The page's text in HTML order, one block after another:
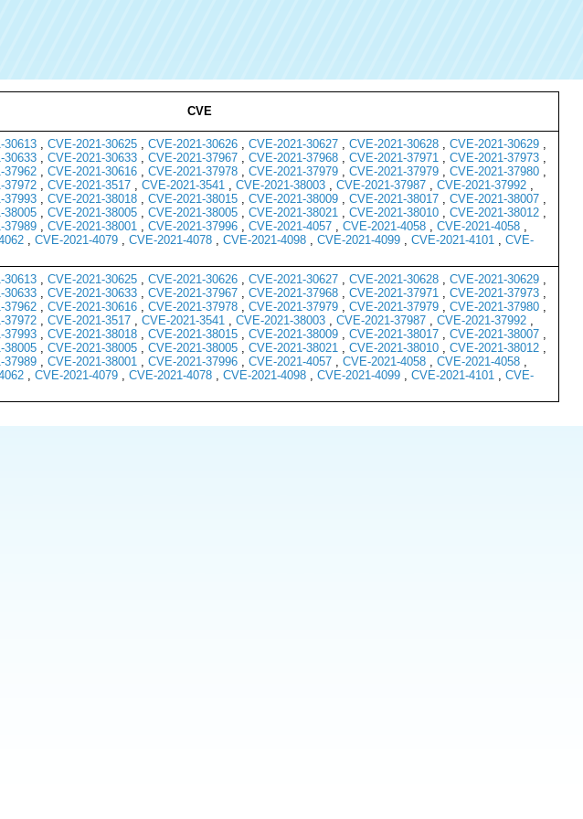
CVE
30613, CVE-2021-30625, CVE-2021-30626, CVE-2021-30627, CVE-2021-30628, CVE-2021-30629,
30633, CVE-2021-30633, CVE-2021-37967, CVE-2021-37968, CVE-2021-37971, CVE-2021-37973,
37962, CVE-2021-30616, CVE-2021-37978, CVE-2021-37979, CVE-2021-37979, CVE-2021-37980,
37972, CVE-2021-3517, CVE-2021-3541, CVE-2021-38003, CVE-2021-37987, CVE-2021-37992,
37993, CVE-2021-38018, CVE-2021-38015, CVE-2021-38009, CVE-2021-38017, CVE-2021-38007,
38005, CVE-2021-38005, CVE-2021-38005, CVE-2021-38021, CVE-2021-38010, CVE-2021-38012,
37989, CVE-2021-38001, CVE-2021-37996, CVE-2021-4057, CVE-2021-4058, CVE-2021-4058,
, CVE-2021-4079, CVE-2021-4078, CVE-2021-4098, CVE-2021-4099, CVE-2021-4101, CVE-
30613, CVE-2021-30625, CVE-2021-30626, CVE-2021-30627, CVE-2021-30628, CVE-2021-30629,
30633, CVE-2021-30633, CVE-2021-37967, CVE-2021-37968, CVE-2021-37971, CVE-2021-37973,
37962, CVE-2021-30616, CVE-2021-37978, CVE-2021-37979, CVE-2021-37979, CVE-2021-37980,
37972, CVE-2021-3517, CVE-2021-3541, CVE-2021-38003, CVE-2021-37987, CVE-2021-37992,
37993, CVE-2021-38018, CVE-2021-38015, CVE-2021-38009, CVE-2021-38017, CVE-2021-38007,
38005, CVE-2021-38005, CVE-2021-38005, CVE-2021-38021, CVE-2021-38010, CVE-2021-38012,
37989, CVE-2021-38001, CVE-2021-37996, CVE-2021-4057, CVE-2021-4058, CVE-2021-4058,
, CVE-2021-4079, CVE-2021-4078, CVE-2021-4098, CVE-2021-4099, CVE-2021-4101, CVE-